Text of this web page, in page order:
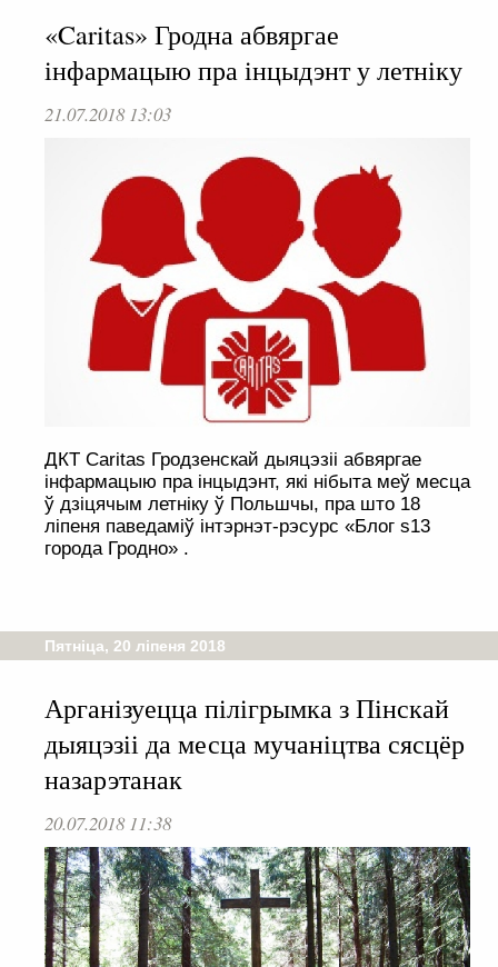
«Caritas» Гродна абвяргае
інфармацыю пра інцыдэнт у летніку
21.07.2018 13:03
ДКТ Caritas Гродзенскай дыяцэзіі абвяргае
інфармацыю пра інцыдэнт, які нібыта меў месца
ў дзіцячым летніку ў Польшчы, пра што 18
ліпеня паведаміў інтэрнэт-рэсурс «Блог s13
города Гродно» .
Пятніца, 20 ліпеня 2018
Арганізуецца пілігрымка з Пінскай
дыяцэзіі да месца мучаніцтва сясцёр
назарэтанак
20.07.2018 11:38